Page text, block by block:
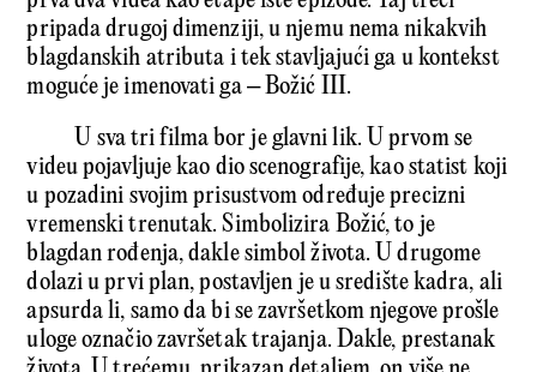
pripada drugoj dimenziji, u njemu nema nikakvih
blagdanskih atributa i tek stavljajući ga u kontekst
moguće je imenovati ga – Božić III.
U sva tri filma bor je glavni lik. U prvom se
videu pojavljuje kao dio scenografije, kao statist koji
u pozadini svojim prisustvom određuje precizni
vremenski trenutak. Simbo­lizira Božić, to je
blagdan rođenja, dakle simbol života. U drugome
dolazi u prvi plan, postavljen je u središte kadra, ali
apsurda li, samo da bi se završetkom njegove prošle
uloge označio završetak trajanja. Dakle, prestanak